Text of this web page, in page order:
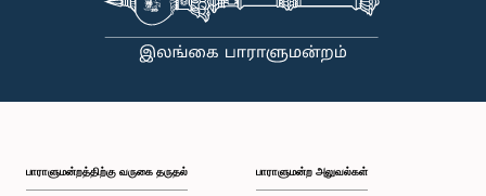
பாராளுமன்றத்திற்கு வருகை தருதல் பாராளுமன்ற அலுவல்கள்